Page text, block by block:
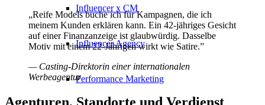
Influencer x CM
Influencer Agency
Performance Marketing
„Reife Models buche ich für Kampagnen, die ich
meinem Kunden erklären kann. Ein 42-jähriges Gesicht
auf einer Finanzanzeige ist glaubwürdig. Dasselbe
Motiv mit einem 22-Jährigen wirkt wie Satire.”
— Casting-Direktorin einer internationalen
Werbeagentur
Agenturen, Standorte und Verdienst